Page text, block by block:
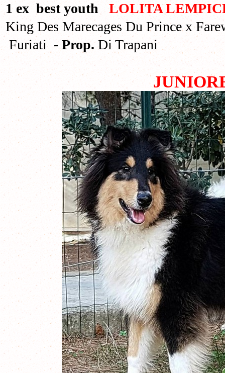
1 ex best youth
LOLITA
King Des Marecages Du Prince x
Furiati -Prop. Di Trapani